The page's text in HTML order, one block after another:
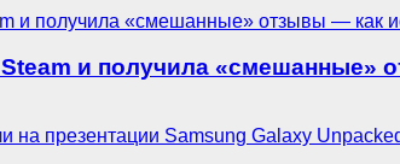
и получила «смешанные»